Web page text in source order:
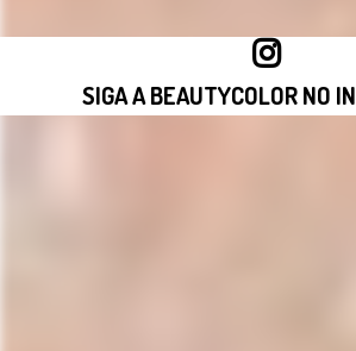
SIGA A BEAUTYCOLOR NO